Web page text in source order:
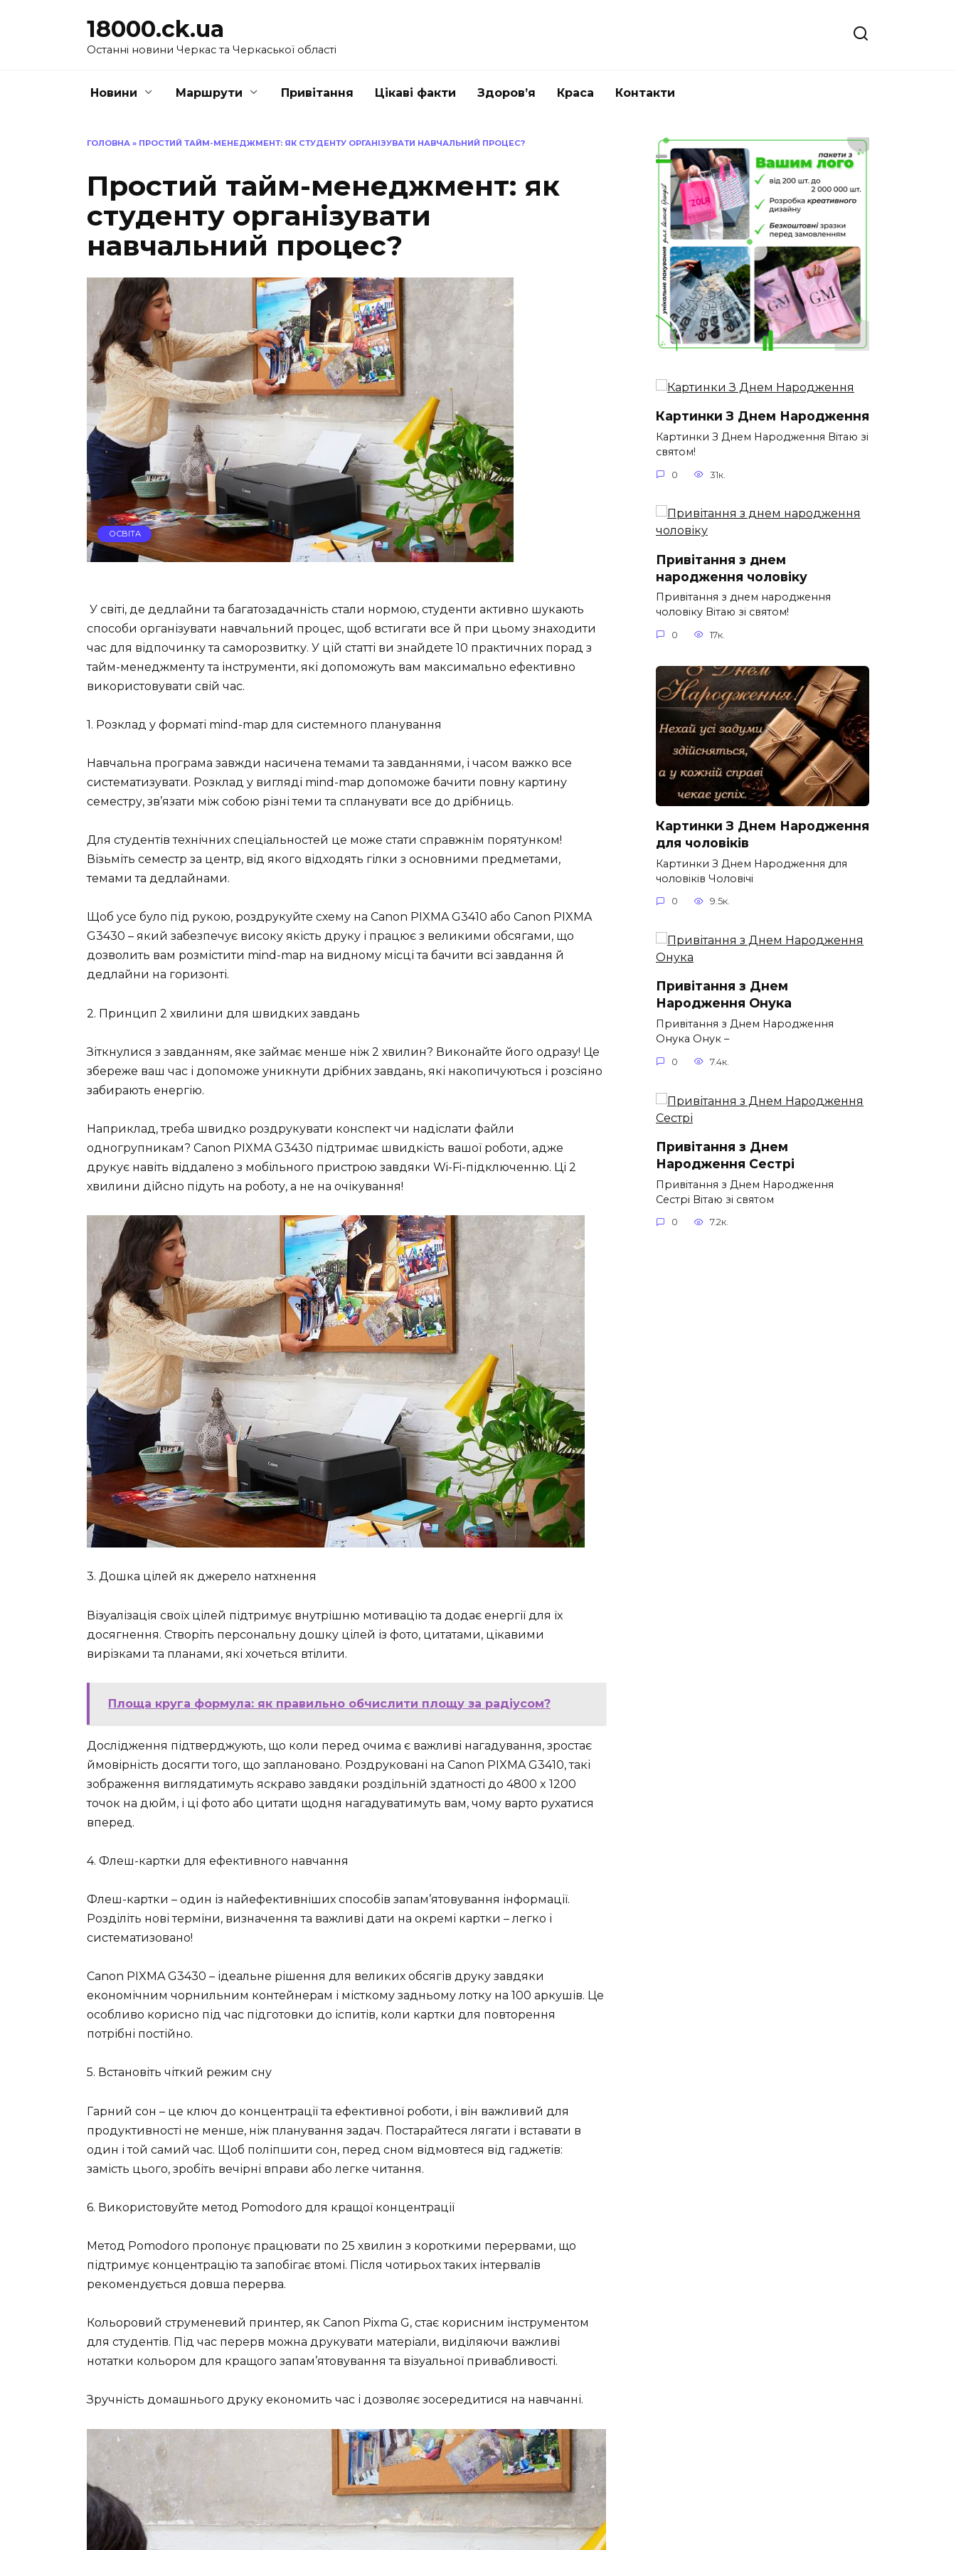
18000.ck.ua
Останні новини Черкас та Черкаської області
Новини Маршрути Привітання Цікаві факти Здоров’я Краса Контакти
ГОЛОВНА » ПРОСТИЙ ТАЙМ-МЕНЕДЖМЕНТ: ЯК СТУДЕНТУ ОРГАНІЗУВАТИ НАВЧАЛЬНИЙ ПРОЦЕС?
Простий тайм-менеджмент: як
студенту організувати
навчальний процес?
ОСВІТА
У світі, де дедлайни та багатозадачність стали нормою, студенти активно шукають
способи організувати навчальний процес, щоб встигати все й при цьому знаходити
час для відпочинку та саморозвитку. У цій статті ви знайдете 10 практичних порад з
тайм-менеджменту та інструменти, які допоможуть вам максимально ефективно
використовувати свій час.
1. Розклад у форматі mind-map для системного планування
Навчальна програма завжди насичена темами та завданнями, і часом важко все
систематизувати. Розклад у вигляді mind-map допоможе бачити повну картину
семестру, зв’язати між собою різні теми та спланувати все до дрібниць.
Для студентів технічних спеціальностей це може стати справжнім порятунком!
Візьміть семестр за центр, від якого відходять гілки з основними предметами,
темами та дедлайнами.
Щоб усе було під рукою, роздрукуйте схему на Canon PIXMA G3410 або Canon PIXMA
G3430 – який забезпечує високу якість друку і працює з великими обсягами, що
дозволить вам розмістити mind-map на видному місці та бачити всі завдання й
дедлайни на горизонті.
2. Принцип 2 хвилини для швидких завдань
Зіткнулися з завданням, яке займає менше ніж 2 хвилин? Виконайте його одразу! Це
збереже ваш час і допоможе уникнути дрібних завдань, які накопичуються і розсіяно
забирають енергію.
Наприклад, треба швидко роздрукувати конспект чи надіслати файли
одногрупникам? Canon PIXMA G3430 підтримає швидкість вашої роботи, адже
друкує навіть віддалено з мобільного пристрою завдяки Wi-Fi-підключенню. Ці 2
хвилини дійсно підуть на роботу, а не на очікування!
​3. Дошка цілей як джерело натхнення
Візуалізація своїх цілей підтримує внутрішню мотивацію та додає енергії для їх
досягнення. Створіть персональну дошку цілей із фото, цитатами, цікавими
вирізками та планами, які хочеться втілити.
Площа круга формула: як правильно обчислити площу за радіусом?
Дослідження підтверджують, що коли перед очима є важливі нагадування, зростає
ймовірність досягти того, що заплановано. Роздруковані на Canon PIXMA G3410, такі
зображення виглядатимуть яскраво завдяки роздільній здатності до 4800 x 1200
точок на дюйм, і ці фото або цитати щодня нагадуватимуть вам, чому варто рухатися
вперед.
4. Флеш-картки для ефективного навчання
Флеш-картки – один із найефективніших способів запам’ятовування інформації.
Розділіть нові терміни, визначення та важливі дати на окремі картки – легко і
систематизовано!
Canon PIXMA G3430 – ідеальне рішення для великих обсягів друку завдяки
економічним чорнильним контейнерам і місткому задньому лотку на 100 аркушів. Це
особливо корисно під час підготовки до іспитів, коли картки для повторення
потрібні постійно.
5. Встановіть чіткий режим сну
Гарний сон – це ключ до концентрації та ефективної роботи, і він важливий для
продуктивності не менше, ніж планування задач. Постарайтеся лягати і вставати в
один і той самий час. Щоб поліпшити сон, перед сном відмовтеся від гаджетів:
замість цього, зробіть вечірні вправи або легке читання.
6. Використовуйте метод Pomodoro для кращої концентрації
Метод Pomodoro пропонує працювати по 25 хвилин з короткими перервами, що
підтримує концентрацію та запобігає втомі. Після чотирьох таких інтервалів
рекомендується довша перерва.
Кольоровий струменевий принтер, як Canon Pixma G, стає корисним інструментом
для студентів. Під час перерв можна друкувати матеріали, виділяючи важливі
нотатки кольором для кращого запам’ятовування та візуальної привабливості.
Зручність домашнього друку економить час і дозволяє зосередитися на навчанні.
Картинки З Днем Народження
Картинки З Днем Народження Вітаю зі
святом!
0 31к.
Привітання з днем
народження чоловіку
Привітання з днем народження
чоловіку Вітаю зі святом!
0 17к.
Картинки З Днем Народження
для чоловіків​
Картинки З Днем Народження для
чоловіків​ Чоловічі
0 9.5к.
Привітання з Днем
Народження Онука
Привітання з Днем Народження
Онука Онук –
0 7.4к.
Привітання з Днем
Народження Сестрі
Привітання з Днем Народження
Сестрі Вітаю зі святом
0 7.2к.